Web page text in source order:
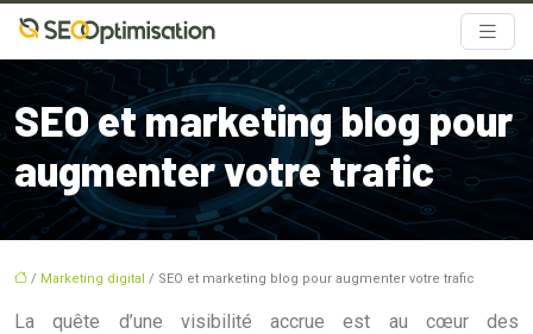
SEO et marketing blog pour
augmenter votre trafic
/ Marketing digital / SEO et marketing blog pour augmenter votre trafic
La quête d’une visibilité accrue est au cœur des